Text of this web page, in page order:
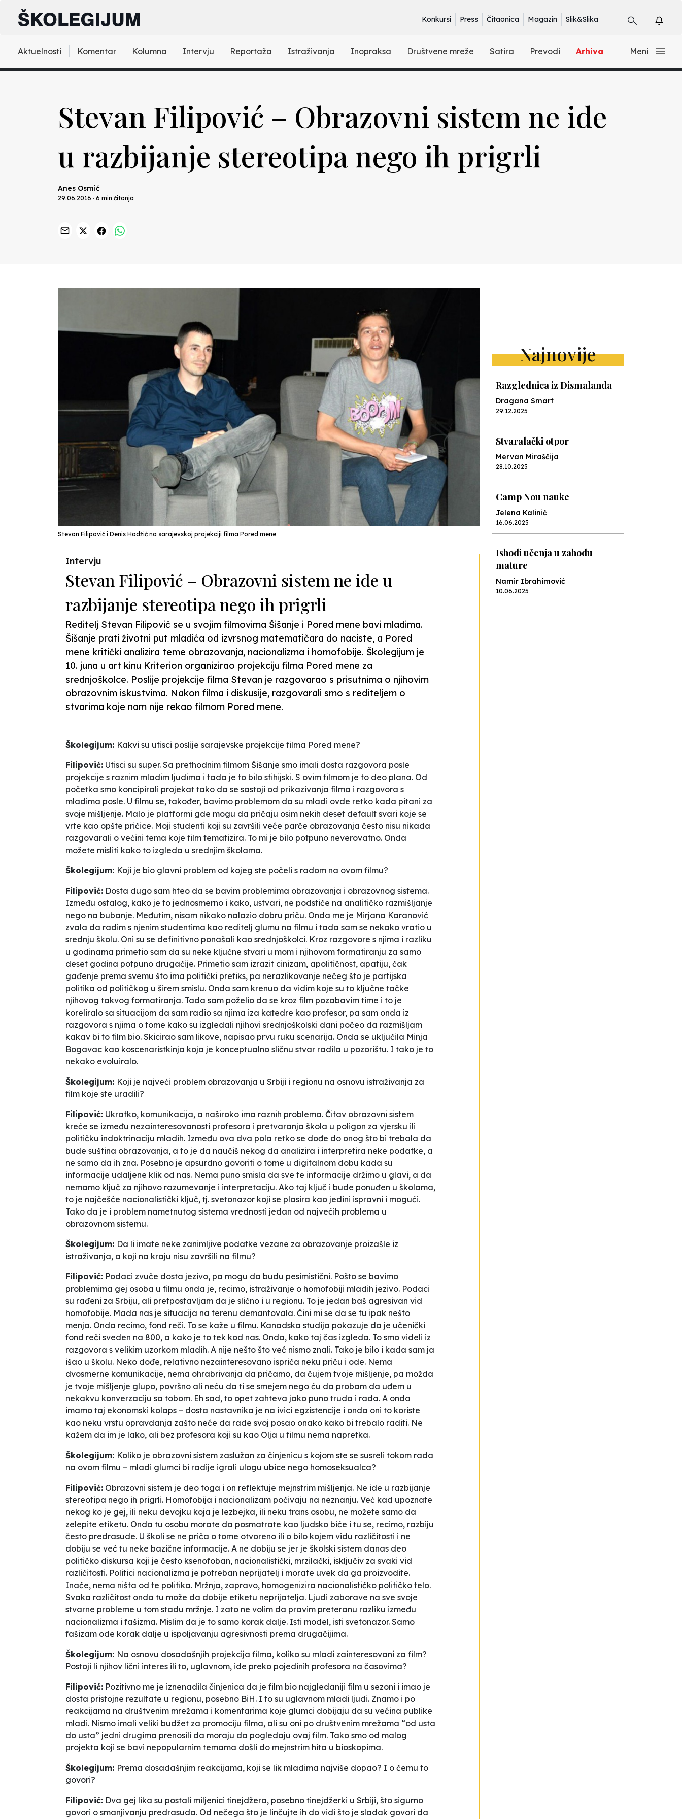
Konkursi Press Čitaonica Magazin Slik&Slika
Aktuelnosti Komentar Kolumna Intervju Reportaža Istraživanja Inopraksa Društvene mreže Satira Prevodi Arhiva Meni
Stevan Filipović – Obrazovni sistem ne ide
u razbijanje stereotipa nego ih prigrli
Anes Osmić
29.06.2016 · 6 min čitanja
Stevan Filipović i Denis Hadžić na sarajevskoj projekciji filma Pored mene
Intervju
Stevan Filipović – Obrazovni sistem ne ide u
razbijanje stereotipa nego ih prigrli
Reditelj Stevan Filipović se u svojim filmovima Šišanje i Pored mene bavi mladima.
Šišanje prati životni put mladića od izvrsnog matematičara do naciste, a Pored
mene kritički analizira teme obrazovanja, nacionalizma i homofobije. Školegijum je
10. juna u art kinu Kriterion organizirao projekciju filma Pored mene za
srednjoškolce. Poslije projekcije filma Stevan je razgovarao s prisutnima o njihovim
obrazovnim iskustvima. Nakon filma i diskusije, razgovarali smo s rediteljem o
stvarima koje nam nije rekao filmom Pored mene.
Školegijum: Kakvi su utisci poslije sarajevske projekcije filma Pored mene?
Filipović: Utisci su super. Sa prethodnim filmom Šišanje smo imali dosta razgovora posle
projekcije s raznim mladim ljudima i tada je to bilo stihijski. S ovim filmom je to deo plana. Od
početka smo koncipirali projekat tako da se sastoji od prikazivanja filma i razgovora s
mladima posle. U filmu se, također, bavimo problemom da su mladi ovde retko kada pitani za
svoje mišljenje. Malo je platformi gde mogu da pričaju osim nekih deset default svari koje se
vrte kao opšte pričice. Moji studenti koji su završili veće parče obrazovanja često nisu nikada
razgovarali o većini tema koje film tematizira. To mi je bilo potpuno neverovatno. Onda
možete misliti kako to izgleda u srednjim školama.
Školegijum: Koji je bio glavni problem od kojeg ste počeli s radom na ovom filmu?
Filipović: Dosta dugo sam hteo da se bavim problemima obrazovanja i obrazovnog sistema.
Između ostalog, kako je to jednosmerno i kako, ustvari, ne podstiče na analitičko razmišljanje
nego na bubanje. Međutim, nisam nikako nalazio dobru priču. Onda me je Mirjana Karanović
zvala da radim s njenim studentima kao reditelj glumu na filmu i tada sam se nekako vratio u
srednju školu. Oni su se definitivno ponašali kao srednjoškolci. Kroz razgovore s njima i razliku
u godinama primetio sam da su neke ključne stvari u mom i njihovom formatiranju za samo
deset godina potpuno drugačije. Primetio sam izrazit cinizam, apolitičnost, apatiju, čak
gađenje prema svemu što ima politički prefiks, pa nerazlikovanje nečeg što je partijska
politika od političkog u širem smislu. Onda sam krenuo da vidim koje su to ključne tačke
njihovog takvog formatiranja. Tada sam poželio da se kroz film pozabavim time i to je
koreliralo sa situacijom da sam radio sa njima iza katedre kao profesor, pa sam onda iz
razgovora s njima o tome kako su izgledali njihovi srednjoškolski dani počeo da razmišljam
kakav bi to film bio. Skicirao sam likove, napisao prvu ruku scenarija. Onda se uključila Minja
Bogavac kao koscenaristkinja koja je konceptualno sličnu stvar radila u pozorištu. I tako je to
nekako evoluiralo.
Školegijum: Koji je najveći problem obrazovanja u Srbiji i regionu na osnovu istraživanja za
film koje ste uradili?
Filipović: Ukratko, komunikacija, a naširoko ima raznih problema. Čitav obrazovni sistem
kreće se između nezainteresovanosti profesora i pretvaranja škola u poligon za vjersku ili
političku indoktrinaciju mladih. Između ova dva pola retko se dođe do onog što bi trebala da
bude suština obrazovanja, a to je da naučiš nekog da analizira i interpretira neke podatke, a
ne samo da ih zna. Posebno je apsurdno govoriti o tome u digitalnom dobu kada su
informacije udaljene klik od nas. Nema puno smisla da sve te informacije držimo u glavi, a da
nemamo ključ za njihovo razumevanje i interpretaciju. Ako taj ključ i bude ponuđen u školama,
to je najčešće nacionalistički ključ, tj. svetonazor koji se plasira kao jedini ispravni i mogući.
Tako da je i problem nametnutog sistema vrednosti jedan od najvećih problema u
obrazovnom sistemu.
Školegijum: Da li imate neke zanimljive podatke vezane za obrazovanje proizašle iz
istraživanja, a koji na kraju nisu završili na filmu?
Filipović: Podaci zvuče dosta jezivo, pa mogu da budu pesimistični. Pošto se bavimo
problemima gej osoba u filmu onda je, recimo, istraživanje o homofobiji mladih jezivo. Podaci
su rađeni za Srbiju, ali pretpostavljam da je slično i u regionu. To je jedan baš agresivan vid
homofobije. Mada nas je situacija na terenu demantovala. Čini mi se da se tu ipak nešto
menja. Onda recimo, fond reči. To se kaže u filmu. Kanadska studija pokazuje da je učenički
fond reči sveden na 800, a kako je to tek kod nas. Onda, kako taj čas izgleda. To smo videli iz
razgovora s velikim uzorkom mladih. A nije nešto što već nismo znali. Tako je bilo i kada sam ja
išao u školu. Neko dođe, relativno nezainteresovano ispriča neku priču i ode. Nema
dvosmerne komunikacije, nema ohrabrivanja da pričamo, da čujem tvoje mišljenje, pa možda
je tvoje mišljenje glupo, površno ali neću da ti se smejem nego ću da probam da uđem u
nekakvu konverzaciju sa tobom. Eh sad, to opet zahteva jako puno truda i rada. A onda
imamo taj ekonomski kolaps – dosta nastavnika je na ivici egzistencije i onda oni to koriste
kao neku vrstu opravdanja zašto neće da rade svoj posao onako kako bi trebalo raditi. Ne
kažem da im je lako, ali bez profesora koji su kao Olja u filmu nema napretka.
Školegijum: Koliko je obrazovni sistem zaslužan za činjenicu s kojom ste se susreli tokom rada
na ovom filmu – mladi glumci bi radije igrali ulogu ubice nego homoseksualca?
Filipović: Obrazovni sistem je deo toga i on reflektuje mejnstrim mišljenja. Ne ide u razbijanje
stereotipa nego ih prigrli. Homofobija i nacionalizam počivaju na neznanju. Već kad upoznate
nekog ko je gej, ili neku devojku koja je lezbejka, ili neku trans osobu, ne možete samo da
zelepite etiketu. Onda tu osobu morate da posmatrate kao ljudsko biće i tu se, recimo, razbiju
često predrasude. U školi se ne priča o tome otvoreno ili o bilo kojem vidu različitosti i ne
dobiju se već tu neke bazične informacije. A ne dobiju se jer je školski sistem danas deo
političko diskursa koji je često ksenofoban, nacionalistički, mrzilački, isključiv za svaki vid
različitosti. Politici nacionalizma je potreban neprijatelj i morate uvek da ga proizvodite.
Inače, nema ništa od te politika. Mržnja, zapravo, homogenizira nacionalističko političko telo.
Svaka različitost onda tu može da dobije etiketu neprijatelja. Ljudi zaborave na sve svoje
stvarne probleme u tom stadu mržnje. I zato ne volim da pravim preteranu razliku između
nacionalizma i fašizma. Mislim da je to samo korak dalje. Isti model, isti svetonazor. Samo
fašizam ode korak dalje u ispoljavanju agresivnosti prema drugačijima.
Školegijum: Na osnovu dosadašnjih projekcija filma, koliko su mladi zainteresovani za film?
Postoji li njihov lični interes ili to, uglavnom, ide preko pojedinih profesora na časovima?
Filipović: Pozitivno me je iznenadila činjenica da je film bio najgledaniji film u sezoni i imao je
dosta pristojne rezultate u regionu, posebno BiH. I to su uglavnom mladi ljudi. Znamo i po
reakcijama na društvenim mrežama i komentarima koje glumci dobijaju da su većina publike
mladi. Nismo imali veliki budžet za promociju filma, ali su oni po društvenim mrežama “od usta
do usta” jedni drugima prenosili da moraju da pogledaju ovaj film. Tako smo od malog
projekta koji se bavi nepopularnim temama došli do mejnstrim hita u bioskopima.
Školegijum: Prema dosadašnjim reakcijama, koji se lik mladima najviše dopao? I o čemu to
govori?
Filipović: Dva gej lika su postali miljenici tinejdžera, posebno tinejdžerki u Srbiji, što sigurno
govori o smanjivanju predrasuda. Od nečega što je linčujte ih do vidi što je sladak govori da
Najnovije
Razglednica iz Dismalanda
Dragana Smart
29.12.2025
Stvaralački otpor
Mervan Miraščija
28.10.2025
Camp Nou nauke
Jelena Kalinić
16.06.2025
Ishodi učenja u zahodu
mature
Namir Ibrahimović
10.06.2025